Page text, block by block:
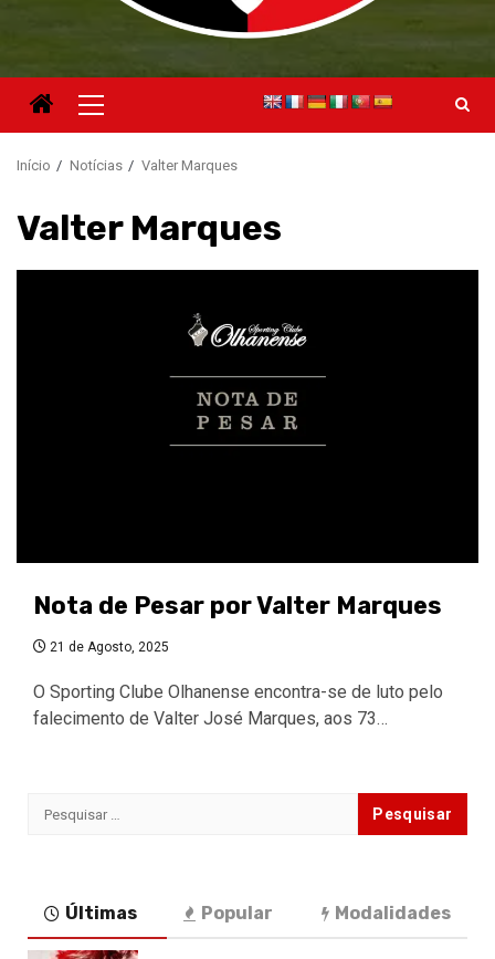
Menu
principal
Início Notícias Valter Marques
Valter Marques
Nota de Pesar por Valter Marques
21 de Agosto, 2025
O Sporting Clube Olhanense encontra-se de luto pelo
falecimento de Valter José Marques, aos 73…
Pesquisar
Últimas Popular Modalidades